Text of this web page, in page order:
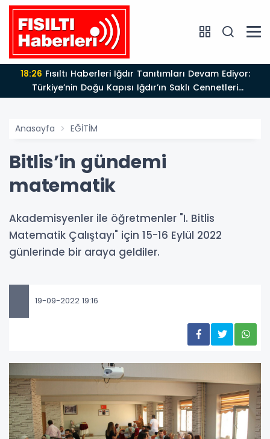
18:26
Türkiye’nin Doğu Kapısı Iğdır’ın Saklı Cennetleri
Keşfedilmeyi Bekliyor
Anasayfa EĞİTİM
Bitlis’in gündemi
matematik
Akademisyenler ile öğretmenler "I. Bitlis
Matematik Çalıştayı" için 15-16 Eylül 2022
günlerinde bir araya geldiler.
19-09-2022 19:16